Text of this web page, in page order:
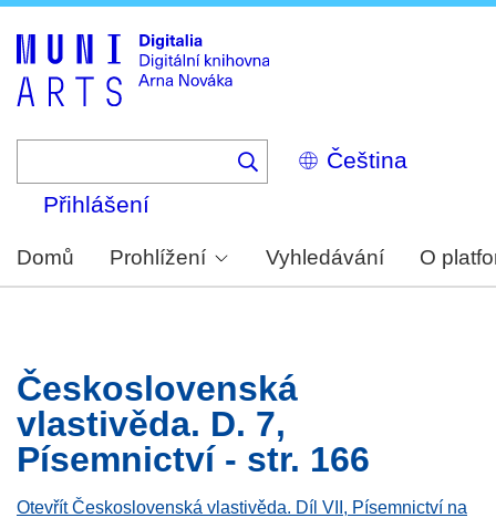
Select
your
Přihlášení
Domů Prohlížení Vyhledávání O
Československá
vlastivěda. D. 7,
Písemnictví - str. 166
Otevřít Československá vlastivěda. Díl VII, Písemnictví na